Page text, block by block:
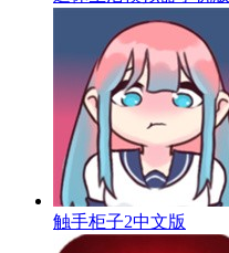
触手柜子2中文版